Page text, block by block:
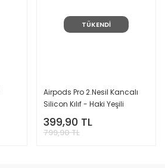
TÜKENDİ
Airpods Pro 2.Nesil Kancalı
Silicon Kılıf - Haki Yeşili
399,90 TL
799,90 TL